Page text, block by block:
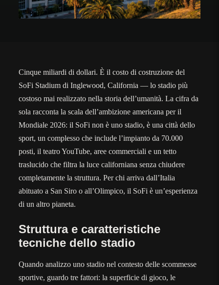
Cinque miliardi di dollari. È il costo di costruzione del
SoFi Stadium di Inglewood, California — lo stadio più
costoso mai realizzato nella storia dell’umanità. La cifra da
sola racconta la scala dell’ambizione americana per il
Mondiale 2026: il SoFi non è uno stadio, è una città dello
sport, un complesso che include l’impianto da 70.000
posti, il teatro YouTube, aree commerciali e un tetto
traslucido che filtra la luce californiana senza chiudere
completamente la struttura. Per chi arriva dall’Italia
abituato a San Siro o all’Olimpico, il SoFi è un’esperienza
di un altro pianeta.
Struttura e caratteristiche
tecniche dello stadio
Quando analizzo uno stadio nel contesto delle scommesse
sportive, guardo tre fattori: la superficie di gioco, le